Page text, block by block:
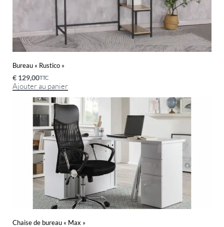
Bureau « Rustico »
€ 129,00TTC
Ajouter au panier
Chaise de bureau « Max »